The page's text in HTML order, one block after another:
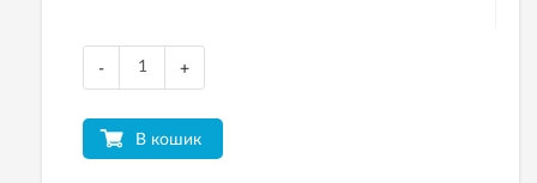
- +
В кошик